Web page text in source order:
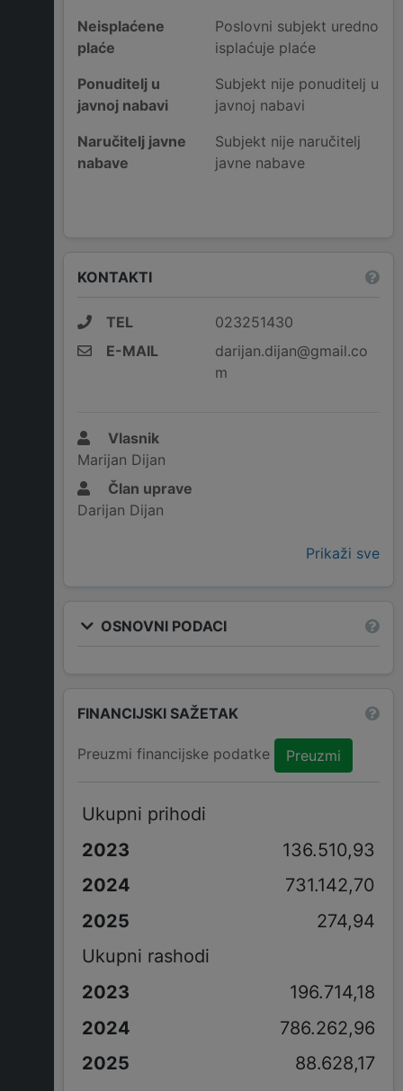
Neisplaćene
plaće
Poslovni subjekt uredno
isplaćuje plaće
Ponuditelj u
javnoj nabavi
Subjekt nije ponuditelj u
javnoj nabavi
Naručitelj javne
nabave
Subjekt nije naručitelj
javne nabave
KONTAKTI
TEL
023251430
E-MAIL
darijan.dijan@gmail.co
m
Vlasnik
Marijan Dijan
Član uprave
Darijan Dijan
Prikaži sve
OSNOVNI PODACI
FINANCIJSKI SAŽETAK
Preuzmi financijske podatke Preuzmi
Ukupni prihodi
136.510,93
731.142,70
274,94
Ukupni rashodi
196.714,18
786.262,96
88.628,17